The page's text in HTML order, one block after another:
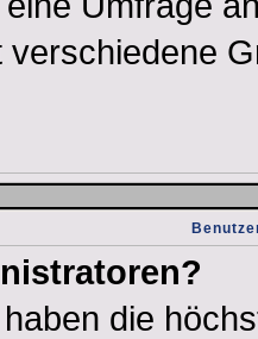
verschiedene
die